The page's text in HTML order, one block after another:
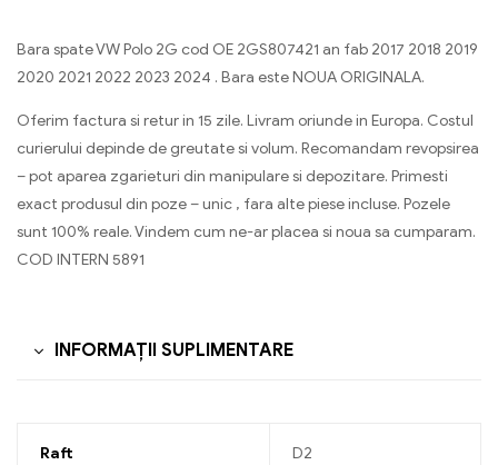
Bara spate VW Polo 2G cod OE 2GS807421 an fab 2017 2018 2019
2020 2021 2022 2023 2024 . Bara este NOUA ORIGINALA.
Oferim factura si retur in 15 zile. Livram oriunde in Europa. Costul
curierului depinde de greutate si volum. Recomandam revopsirea
– pot aparea zgarieturi din manipulare si depozitare. Primesti
exact produsul din poze – unic , fara alte piese incluse. Pozele
sunt 100% reale. Vindem cum ne-ar placea si noua sa cumparam.
COD INTERN 5891
INFORMAȚII SUPLIMENTARE
Raft D2